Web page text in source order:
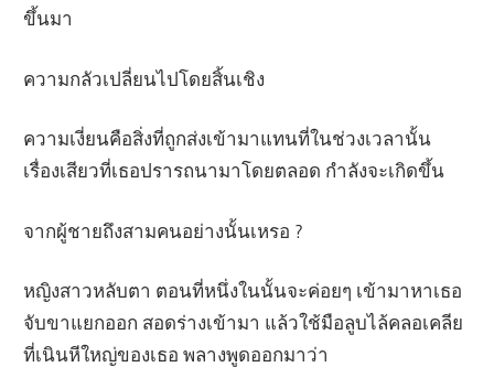
ขึ้นมา
ความกลัวเปลี่ยนไปโดยสิ้นเชิง
ความเงี่ยนคือสิ่งที่ถูกส่งเข้ามาแทนที่ในช่วงเวลานั้น
เรื่องเสียวที่เธอปรารถนามาโดยตลอด กำลังจะเกิดขึ้น
จากผู้ชายถึงสามคนอย่างนั้นเหรอ ?
หญิงสาวหลับตา ตอนที่หนึ่งในนั้นจะค่อยๆ เข้ามาหาเธอ
จับขาแยกออก สอดร่างเข้ามา แล้วใช้มือลูบไล้คลอเคลีย
ที่เนินหีใหญ่ของเธอ พลางพูดออกมาว่า